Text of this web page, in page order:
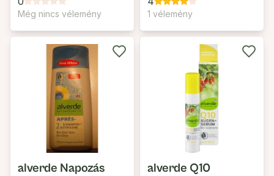
Még nincs vélemény 1 vélemény
alverde Napozás
alverde Q10